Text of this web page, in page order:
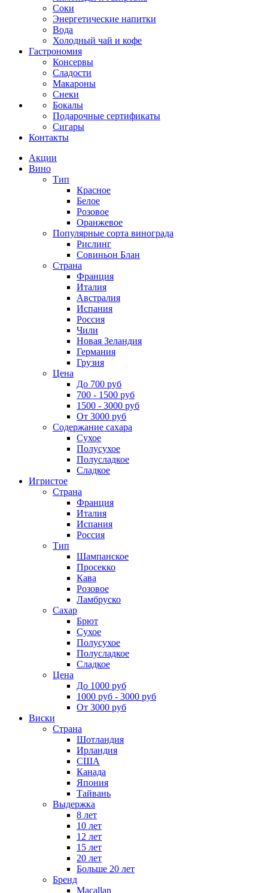
Соки
Энергетические напитки
Вода
Холодный чай и кофе
Гастрономия
Консервы
Сладости
Макароны
Снеки
Бокалы
Подарочные сертификаты
Сигары
Контакты
Акции
Вино
Тип
Красное
Белое
Розовое
Оранжевое
Популярные сорта винограда
Рислинг
Совиньон Блан
Страна
Франция
Италия
Австралия
Испания
Россия
Чили
Новая Зеландия
Германия
Грузия
Цена
До 700 руб
700 - 1500 руб
1500 - 3000 руб
От 3000 руб
Содержание сахара
Сухое
Полусухое
Полусладкое
Сладкое
Игристое
Страна
Франция
Италия
Испания
Россия
Тип
Шампанское
Просекко
Кава
Розовое
Ламбруско
Сахар
Брют
Сухое
Полусухое
Полусладкое
Сладкое
Цена
До 1000 руб
1000 руб - 3000 руб
От 3000 руб
Виски
Страна
Шотландия
Ирландия
США
Канада
Япония
Тайвань
Выдержка
8 лет
10 лет
12 лет
15 лет
20 лет
Больше 20 лет
Бренд
Macallan